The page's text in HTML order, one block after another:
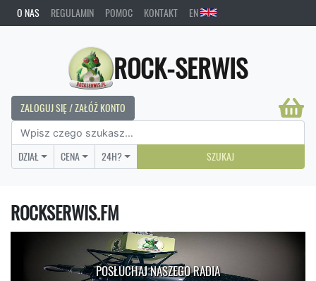
O NAS REGULAMIN POMOC KONTAKT EN
ROCK-SERWIS
ZALOGUJ SIĘ / ZAŁÓŻ KONTO
DZIAŁ CENA 24H? SZUKAJ
ROCKSERWIS.FM
POSŁUCHAJ NASZEGO RADIA